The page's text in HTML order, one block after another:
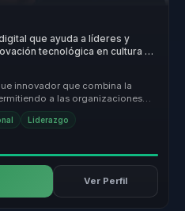
que ayuda a líderes y
tecnológica en cultura de
innovador que combina la
a las organizaciones
Liderazgo
Ver Perfil